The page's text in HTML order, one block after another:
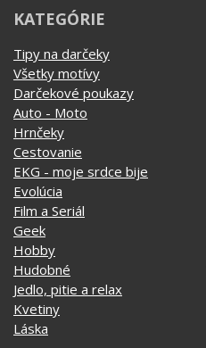
KATEGÓRIE
Tipy na darčeky
Všetky motívy
Darčekové poukazy
Auto - Moto
Hrnčeky
Cestovanie
EKG - moje srdce bije
Evolúcia
Film a Seriál
Geek
Hobby
Hudobné
Jedlo, pitie a relax
Kvetiny
Láska